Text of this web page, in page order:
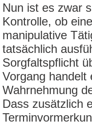
Nun ist es zwar
Kontrolle, ob
manipulative
tatsächlich
Sorgfaltspflicht
Vorgang handelt
Wahrnehmung
Dass zusätzlich